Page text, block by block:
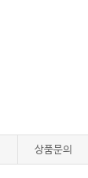
상품문의